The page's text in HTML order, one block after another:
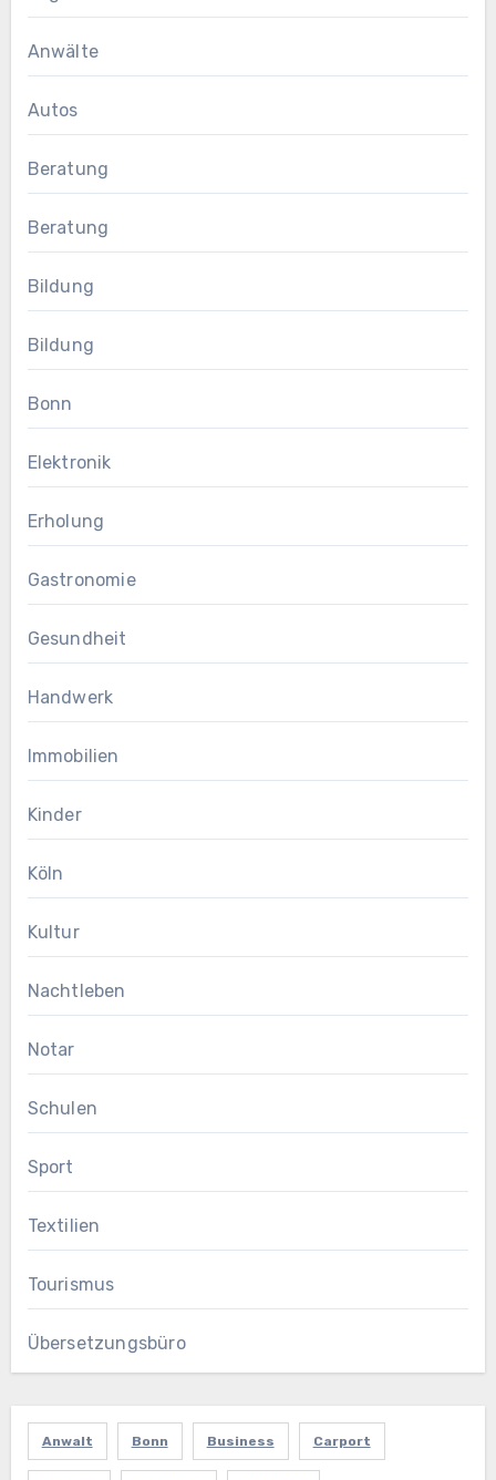
Anwälte
Autos
Beratung
Beratung
Bildung
Bildung
Bonn
Elektronik
Erholung
Gastronomie
Gesundheit
Handwerk
Immobilien
Kinder
Köln
Kultur
Nachtleben
Notar
Schulen
Sport
Textilien
Tourismus
Übersetzungsbüro
Anwalt Bonn Business Carport